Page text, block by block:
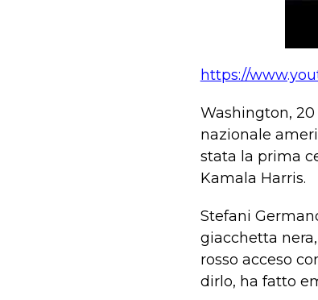
https://
Washington, 20
nazionale
stata la prima
Kamala Harris.
Stefani
giacchetta
rosso acceso
dirlo, ha fatto